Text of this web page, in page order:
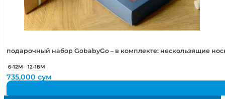
подарочный набор GobabyGo – в комплекте: нескользящие
6-12М 12-18М
735,000сум